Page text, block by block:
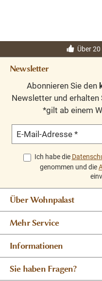
Über
Newsletter
Abonnieren Sie den
Newsletter und erhalten
*gilt ab einem
E-Mail-Adresse *
Ich habe die
genommen und die
Über Wohnpalast
Mehr Service
Informationen
Sie haben Fragen?